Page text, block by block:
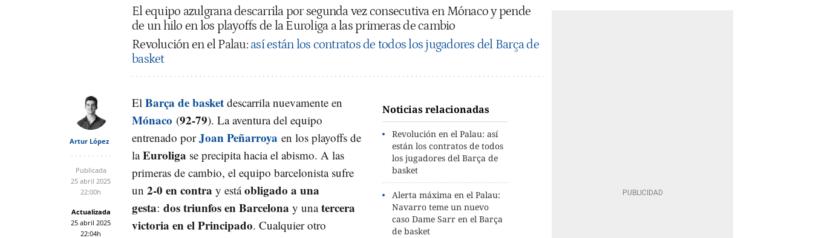
El equipo azulgrana descarrila por segunda vez consecutiva en Mónaco y pende
de un hilo en los playoffs de la Euroliga a las primeras de cambio
Revolución en el Palau: así están los contratos de todos los jugadores del Barça de
basket
Artur López
Publicada
25 abril 2025
22:00h
Actualizada
25 abril 2025
22:04h
Noticias relacionadas
Revolución en el Palau: así
están los contratos de todos
los jugadores del Barça de
basket
Alerta máxima en el Palau:
Navarro teme un nuevo
caso Dame Sarr en el Barça
de basket
El Barça de basket descarrila nuevamente en
Mónaco (92-79). La aventura del equipo
entrenado porJoan Peñarroya en los playoffs de
laEuroliga se precipita hacia el abismo. A las
primeras de cambio, el equipo barcelonista sufre
un 2-0 en contra y estáobligado a una
gesta: dos triunfos en Barcelona y unatercera
victoria en el Principado. Cualquier otro